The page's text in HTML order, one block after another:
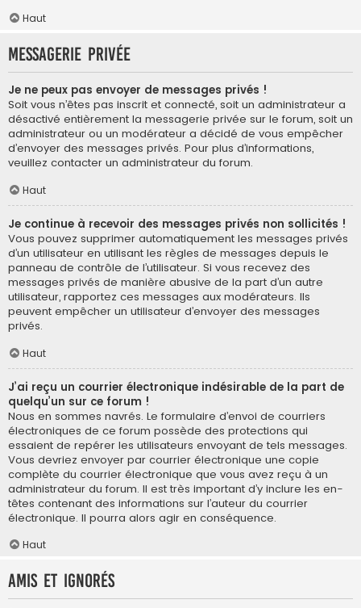
Haut
Messagerie privée
Je ne peux pas envoyer de messages privés !
Soit vous n’êtes pas inscrit et connecté, soit un administrateur a
désactivé entièrement la messagerie privée sur le forum, soit un
administrateur ou un modérateur a décidé de vous empêcher
d’envoyer des messages privés. Pour plus d’informations,
veuillez contacter un administrateur du forum.
Haut
Je continue à recevoir des messages privés non sollicités !
Vous pouvez supprimer automatiquement les messages privés
d’un utilisateur en utilisant les règles de messages depuis le
panneau de contrôle de l’utilisateur. Si vous recevez des
messages privés de manière abusive de la part d’un autre
utilisateur, rapportez ces messages aux modérateurs. Ils
peuvent empêcher un utilisateur d’envoyer des messages
privés.
Haut
J’ai reçu un courrier électronique indésirable de la part de
quelqu’un sur ce forum !
Nous en sommes navrés. Le formulaire d’envoi de courriers
électroniques de ce forum possède des protections qui
essaient de repérer les utilisateurs envoyant de tels messages.
Vous devriez envoyer par courrier électronique une copie
complète du courrier électronique que vous avez reçu à un
administrateur du forum. Il est très important d’y inclure les en-
têtes contenant des informations sur l’auteur du courrier
électronique. Il pourra alors agir en conséquence.
Haut
Amis et ignorés